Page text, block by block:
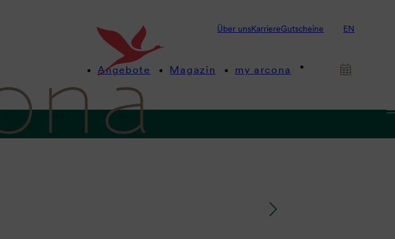
Über unsKarriereGutscheine EN
Angebote Magazin my arcona
Wellness Feiern & Tagen